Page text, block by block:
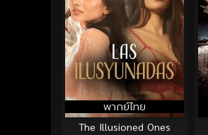
พากย์ไทย
The Illusioned Ones